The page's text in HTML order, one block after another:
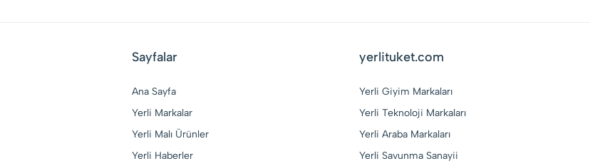
Sayfalar
Ana Sayfa
Yerli Markalar
Yerli Malı Ürünler
Yerli Haberler
yerlituket.com
Yerli Giyim Markaları
Yerli Teknoloji Markaları
Yerli Araba Markaları
Yerli Savunma Sanayii